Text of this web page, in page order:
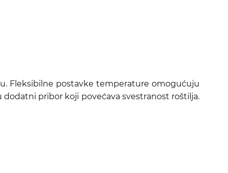
Fleksibilne postavke temperature omogućuju
pribor koji povećava svestranost roštilja.